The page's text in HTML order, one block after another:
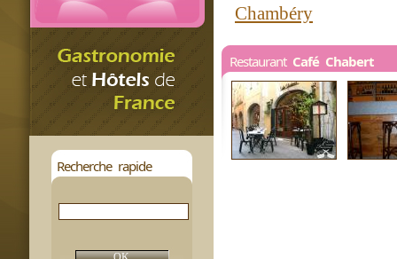
Recherche rapide
Chambéry
Restaurant Café Chabert